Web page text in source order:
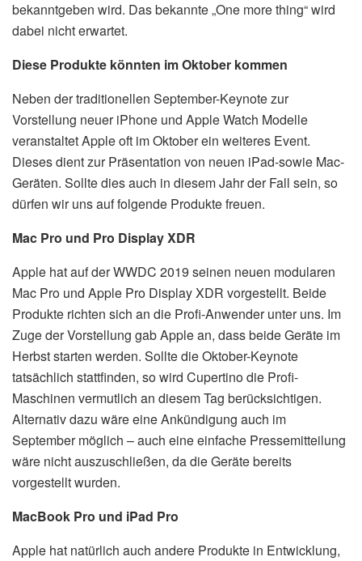
bekanntgeben wird. Das bekannte „One more thing“ wird
dabei nicht erwartet.
Diese Produkte könnten im Oktober kommen
Neben der traditionellen September-Keynote zur
Vorstellung neuer iPhone und Apple Watch Modelle
veranstaltet Apple oft im Oktober ein weiteres Event.
Dieses dient zur Präsentation von neuen iPad-sowie Mac-
Geräten. Sollte dies auch in diesem Jahr der Fall sein, so
dürfen wir uns auf folgende Produkte freuen.
Mac Pro und Pro Display XDR
Apple hat auf der WWDC 2019 seinen neuen modularen
Mac Pro und Apple Pro Display XDR vorgestellt. Beide
Produkte richten sich an die Profi-Anwender unter uns. Im
Zuge der Vorstellung gab Apple an, dass beide Geräte im
Herbst starten werden. Sollte die Oktober-Keynote
tatsächlich stattfinden, so wird Cupertino die Profi-
Maschinen vermutlich an diesem Tag berücksichtigen.
Alternativ dazu wäre eine Ankündigung auch im
September möglich – auch eine einfache Pressemitteilung
wäre nicht auszuschließen, da die Geräte bereits
vorgestellt wurden.
MacBook Pro und iPad Pro
Apple hat natürlich auch andere Produkte in Entwicklung,